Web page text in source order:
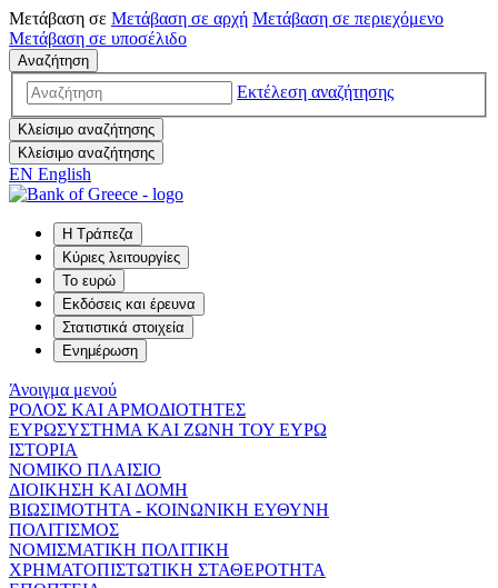
Μετάβαση σε Μετάβαση σε αρχή Μετάβαση σε περιεχόμενο
Μετάβαση σε υποσέλιδο
Αναζήτηση
Εκτέλεση αναζήτησης
Κλείσιμο αναζήτησης
Κλείσιμο αναζήτησης
EN English
Η Τράπεζα
Κύριες λειτουργίες
Το ευρώ
Εκδόσεις και έρευνα
Στατιστικά στοιχεία
Ενημέρωση
Άνοιγμα μενού
ΡΟΛΟΣ ΚΑΙ ΑΡΜΟΔΙΟΤΗΤΕΣ
ΕΥΡΩΣΥΣΤΗΜΑ ΚΑΙ ΖΩΝΗ ΤΟΥ ΕΥΡΩ
ΙΣΤΟΡΙΑ
ΝΟΜΙΚΟ ΠΛΑΙΣΙΟ
ΔΙΟΙΚΗΣΗ ΚΑΙ ΔΟΜΗ
ΒΙΩΣΙΜΟΤΗΤΑ - ΚΟΙΝΩΝΙΚΗ ΕΥΘΥΝΗ
ΠΟΛΙΤΙΣΜΟΣ
ΝΟΜΙΣΜΑΤΙΚΗ ΠΟΛΙΤΙΚΗ
ΧΡΗΜΑΤΟΠΙΣΤΩΤΙΚΗ ΣΤΑΘΕΡΟΤΗΤΑ